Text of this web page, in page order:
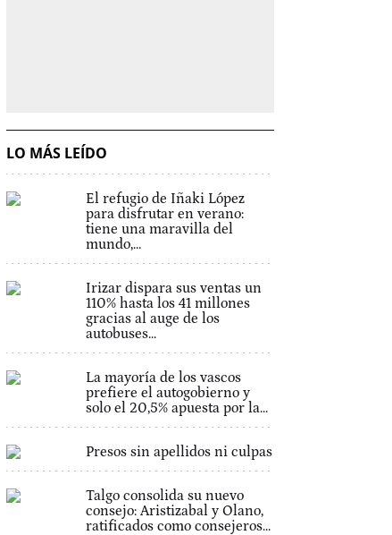
LO MÁS LEÍDO
El refugio de Iñaki López
para disfrutar en verano:
tiene una maravilla del
mundo,...
Irizar dispara sus ventas un
110% hasta los 41 millones
gracias al auge de los
autobuses...
La mayoría de los vascos
prefiere el autogobierno y
solo el 20,5% apuesta por la...
Presos sin apellidos ni culpas
Talgo consolida su nuevo
consejo: Aristizabal y Olano,
ratificados como consejeros...